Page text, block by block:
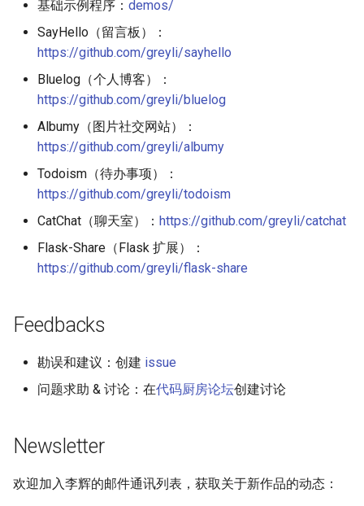
基础示例程序： demos/
SayHello（留言板）：
https://github.com/greyli/sayhello
Bluelog（个人博客）：
https://github.com/greyli/bluelog
Albumy（图片社交网站）：
https://github.com/greyli/albumy
Todoism（待办事项）：
https://github.com/greyli/todoism
CatChat（聊天室）： https://github.com/greyli/catchat
Flask-Share（Flask 扩展）：
https://github.com/greyli/flask-share
Feedbacks
勘误和建议：创建 issue
问题求助 & 讨论：在代码厨房论坛创建讨论
Newsletter
欢迎加入李辉的邮件通讯列表，获取关于新作品的动态：